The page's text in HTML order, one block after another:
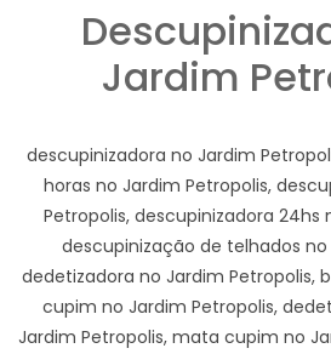
Jardim
descupinizadora no Jardim
horas no Jardim Petropolis,
Petropolis, descupinizadora 24hs
descupinização de telhados
dedetizadora no Jardim Petropolis,
cupim no Jardim Petropolis,
Jardim Petropolis, mata cupim no